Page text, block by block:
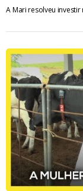
A Mari resolveu